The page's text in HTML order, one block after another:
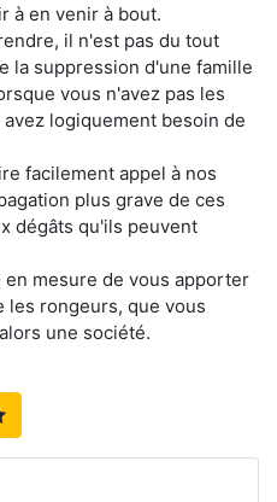
à en venir à bout.
il n'est pas du tout
la suppression d'une famille
vous n'avez pas les
logiquement besoin de
facilement appel à nos
plus grave de ces
dégâts qu'ils peuvent
mesure de vous apporter
les rongeurs, que vous
une société.